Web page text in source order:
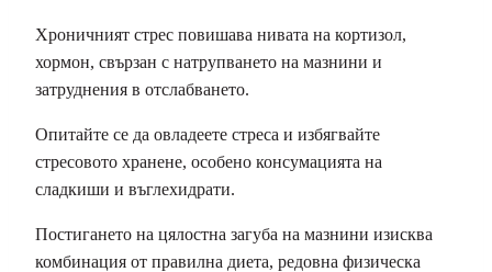
Хроничният стрес повишава нивата на кортизол,
хормон, свързан с натрупването на мазнини и
затруднения в отслабването.
Опитайте се да овладеете стреса и избягвайте
стресовото хранене, особено консумацията на
сладкиши и въглехидрати.
Постигането на цялостна загуба на мазнини изисква
комбинация от правилна диета, редовна физическа